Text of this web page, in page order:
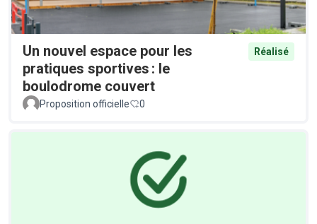
Un nouvel espace pour les
pratiques sportives : le
boulodrome couvert
Réalisé
Proposition officielle 0